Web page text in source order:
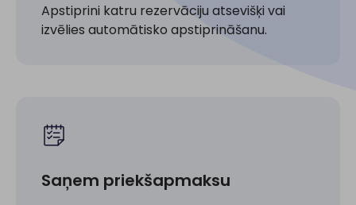
Apstiprini katru rezervāciju atsevišķi vai
izvēlies automātisko apstiprināšanu.
Saņem priekšapmaksu